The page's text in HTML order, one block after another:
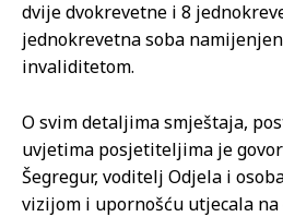
dvije dvokrevetne i 8
jednokrevetna soba
invaliditetom.
O svim detaljima smještaja,
uvjetima posjetiteljima je
Šegregur, voditelj Odjela i
vizijom i upornošću utjecala